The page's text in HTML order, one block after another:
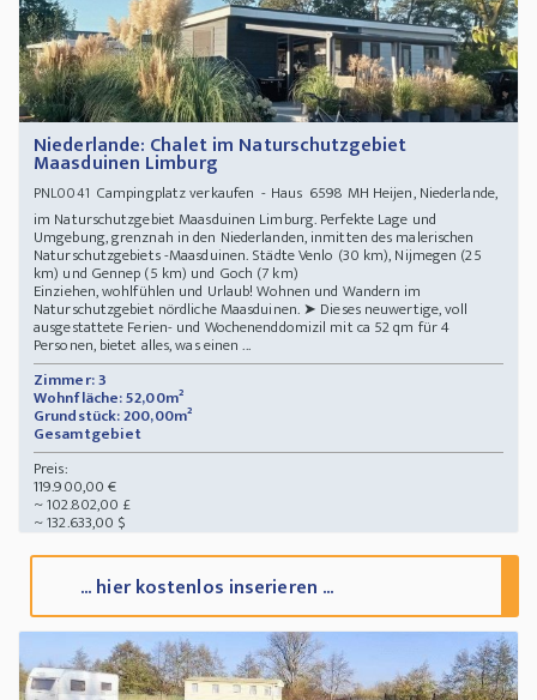
Niederlande: Chalet im Naturschutzgebiet
Maasduinen Limburg
PNL0041 Campingplatz verkaufen - Haus 6598 MH Heijen, Niederlande,
im Naturschutzgebiet Maasduinen Limburg. Perfekte Lage und
Umgebung, grenznah in den Niederlanden, inmitten des malerischen
Naturschutzgebiets -Maasduinen. Städte Venlo (30 km), Nijmegen (25
km) und Gennep (5 km) und Goch (7 km)
Einziehen, wohlfühlen und Urlaub! Wohnen und Wandern im
Naturschutzgebiet nördliche Maasduinen. ➤ Dieses neuwertige, voll
ausgestattete Ferien- und Wochenenddomizil mit ca 52 qm für 4
Personen, bietet alles, was einen ...
Zimmer: 3
Wohnfläche: 52,00m²
Grundstück: 200,00m²
Gesamtgebiet
Preis:
119.900,00 €
~ 102.802,00 £
~ 132.633,00 $
... hier kostenlos inserieren ...